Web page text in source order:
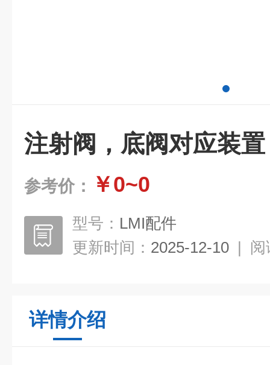
注射阀，底阀对应装置
参考价： ￥0~0
型号： LMI配件
更新时间： 2025-12-10 | 阅
详情介绍